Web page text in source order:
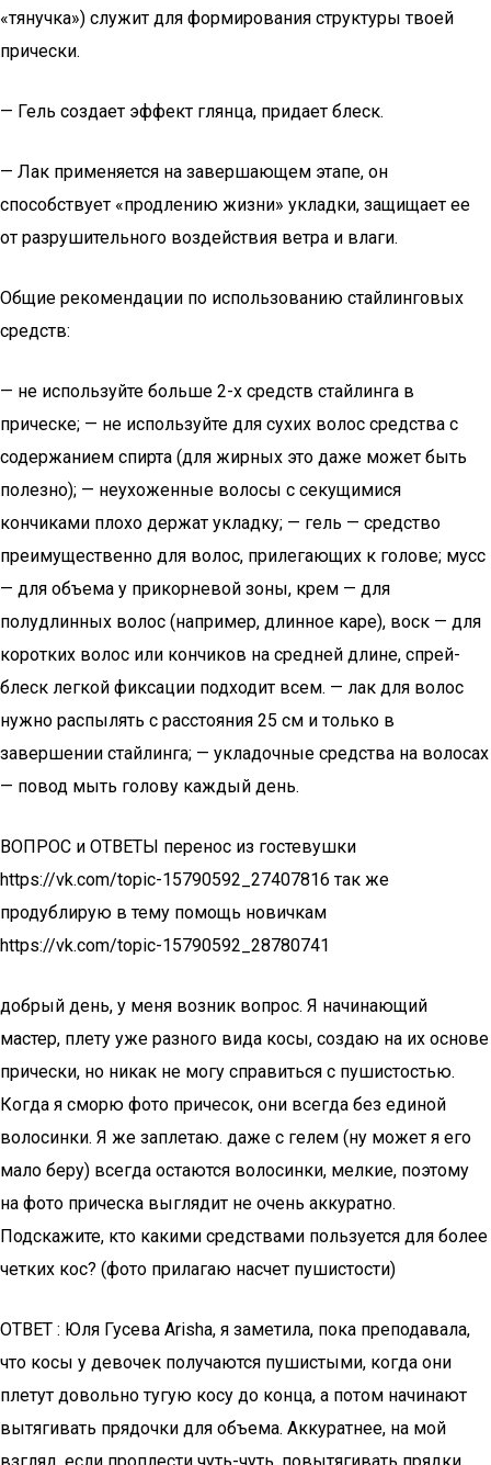
«тянучка») служит для формирования структуры твоей
прически.
— Гель создает эффект глянца, придает блеск.
— Лак применяется на завершающем этапе, он
способствует «продлению жизни» укладки, защищает ее
от разрушительного воздействия ветра и влаги.
Общие рекомендации по использованию стайлинговых
средств:
— не используйте больше 2-х средств стайлинга в
прическе; — не используйте для сухих волос средства с
содержанием спирта (для жирных это даже может быть
полезно); — неухоженные волосы с секущимися
кончиками плохо держат укладку; — гель — средство
преимущественно для волос, прилегающих к голове; мусс
— для объема у прикорневой зоны, крем — для
полудлинных волос (например, длинное каре), воск — для
коротких волос или кончиков на средней длине, спрей-
блеск легкой фиксации подходит всем. — лак для волос
нужно распылять с расстояния 25 см и только в
завершении стайлинга; — укладочные средства на волосах
— повод мыть голову каждый день.
ВОПРОС и ОТВЕТЫ перенос из гостевушки
https://vk.com/topic-15790592_27407816 так же
продублирую в тему помощь новичкам
https://vk.com/topic-15790592_28780741
добрый день, у меня возник вопрос. Я начинающий
мастер, плету уже разного вида косы, создаю на их основе
прически, но никак не могу справиться с пушистостью.
Когда я сморю фото причесок, они всегда без единой
волосинки. Я же заплетаю. даже с гелем (ну может я его
мало беру) всегда остаются волосинки, мелкие, поэтому
на фото прическа выглядит не очень аккуратно.
Подскажите, кто какими средствами пользуется для более
четких кос? (фото прилагаю насчет пушистости)
ОТВЕТ : Юля Гусева Arisha, я заметила, пока преподавала,
что косы у девочек получаются пушистыми, когда они
плетут довольно тугую косу до конца, а потом начинают
вытягивать прядочки для объема. Аккуратнее, на мой